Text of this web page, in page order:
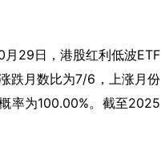
月 29日，港股红利低波ETF
跌月数比为7/6 ，上涨月份
率为100.00%。截至2025